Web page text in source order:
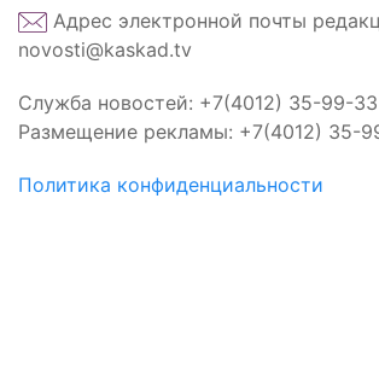
Адрес электронной почты
novosti@kaskad.tv
Служба новостей: +7(4012) 35-99-33
Размещение рекламы: +7(4012) 35-
Политика конфиденциальности